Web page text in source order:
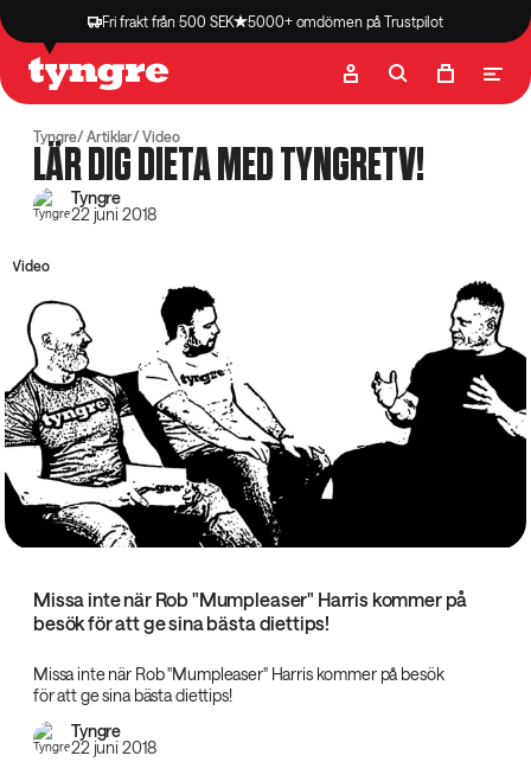
Fri frakt från 500 SEK 5000+ omdömen på Trustpilot
Butik Recept
Tyngre Artiklar Video
LÄR DIG DIETA MED TYNGRETV!
Tyngre
22 juni 2018
Video
Missa inte när Rob "Mumpleaser" Harris kommer på
besök för att ge sina bästa diettips!
Missa inte när Rob "Mumpleaser" Harris kommer på besök
för att ge sina bästa diettips!
Tyngre
22 juni 2018